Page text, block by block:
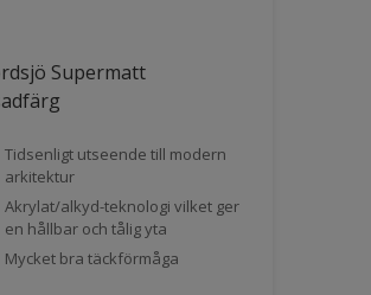
Supermatt
Tidsenligt utseende till modern
arkitektur
Akrylat/alkyd-teknologi vilket ger
en hållbar och tålig yta
Mycket bra täckförmåga